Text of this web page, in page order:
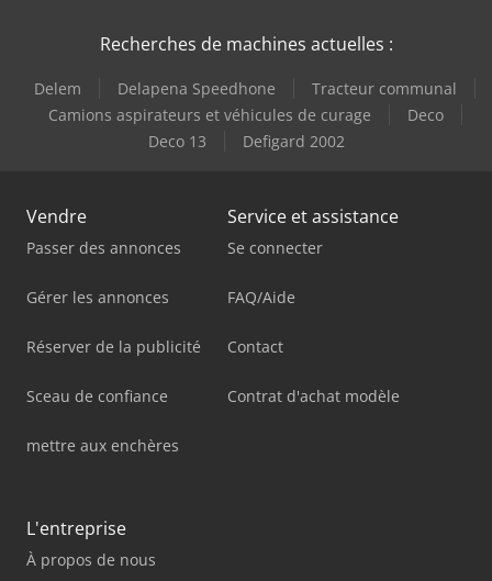
Recherches de machines actuelles :
Delem Delapena Speedhone
Tracteur communal
Camions aspirateurs et véhicules de curage
Deco
Deco 13
Defigard 2002
Vendre
Passer des annonces
Gérer les annonces
Réserver de la publicité
Sceau de confiance
mettre aux enchères
Service et assistance
Se connecter
FAQ/Aide
Contact
Contrat d'achat modèle
L'entreprise
À propos de nous